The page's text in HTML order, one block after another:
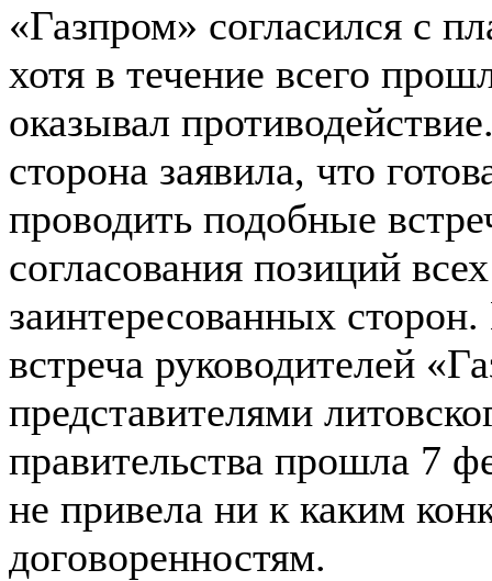
«Газпром» согласился с
хотя в течение всего
оказывал
сторона заявила, что
проводить подобные
согласования позиций всех
заинтересованных
встреча руководителей
представителями
правительства прошла 7
не привела ни к каким
договоренностям.